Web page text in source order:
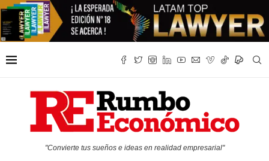
"Convierte tus sueños e ideas en realidad empresarial"